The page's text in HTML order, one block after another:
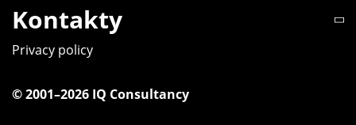
Kontakty
Privacy policy
© 2001–2026 IQ Consultancy